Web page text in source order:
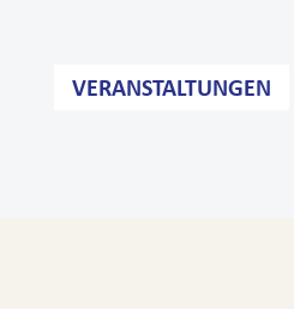
VERANSTALTUNGEN